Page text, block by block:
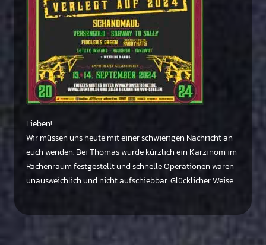
Lieben!
Wir müssen uns heute mit einer schwierigen Nachricht an
euch wenden: Bei Thomas wurde kürzlich ein Karzinom im
Rachenraum festgestellt und schnelle Operationen waren
unausweichlich und nicht aufschiebbar. Glücklicher Weise...